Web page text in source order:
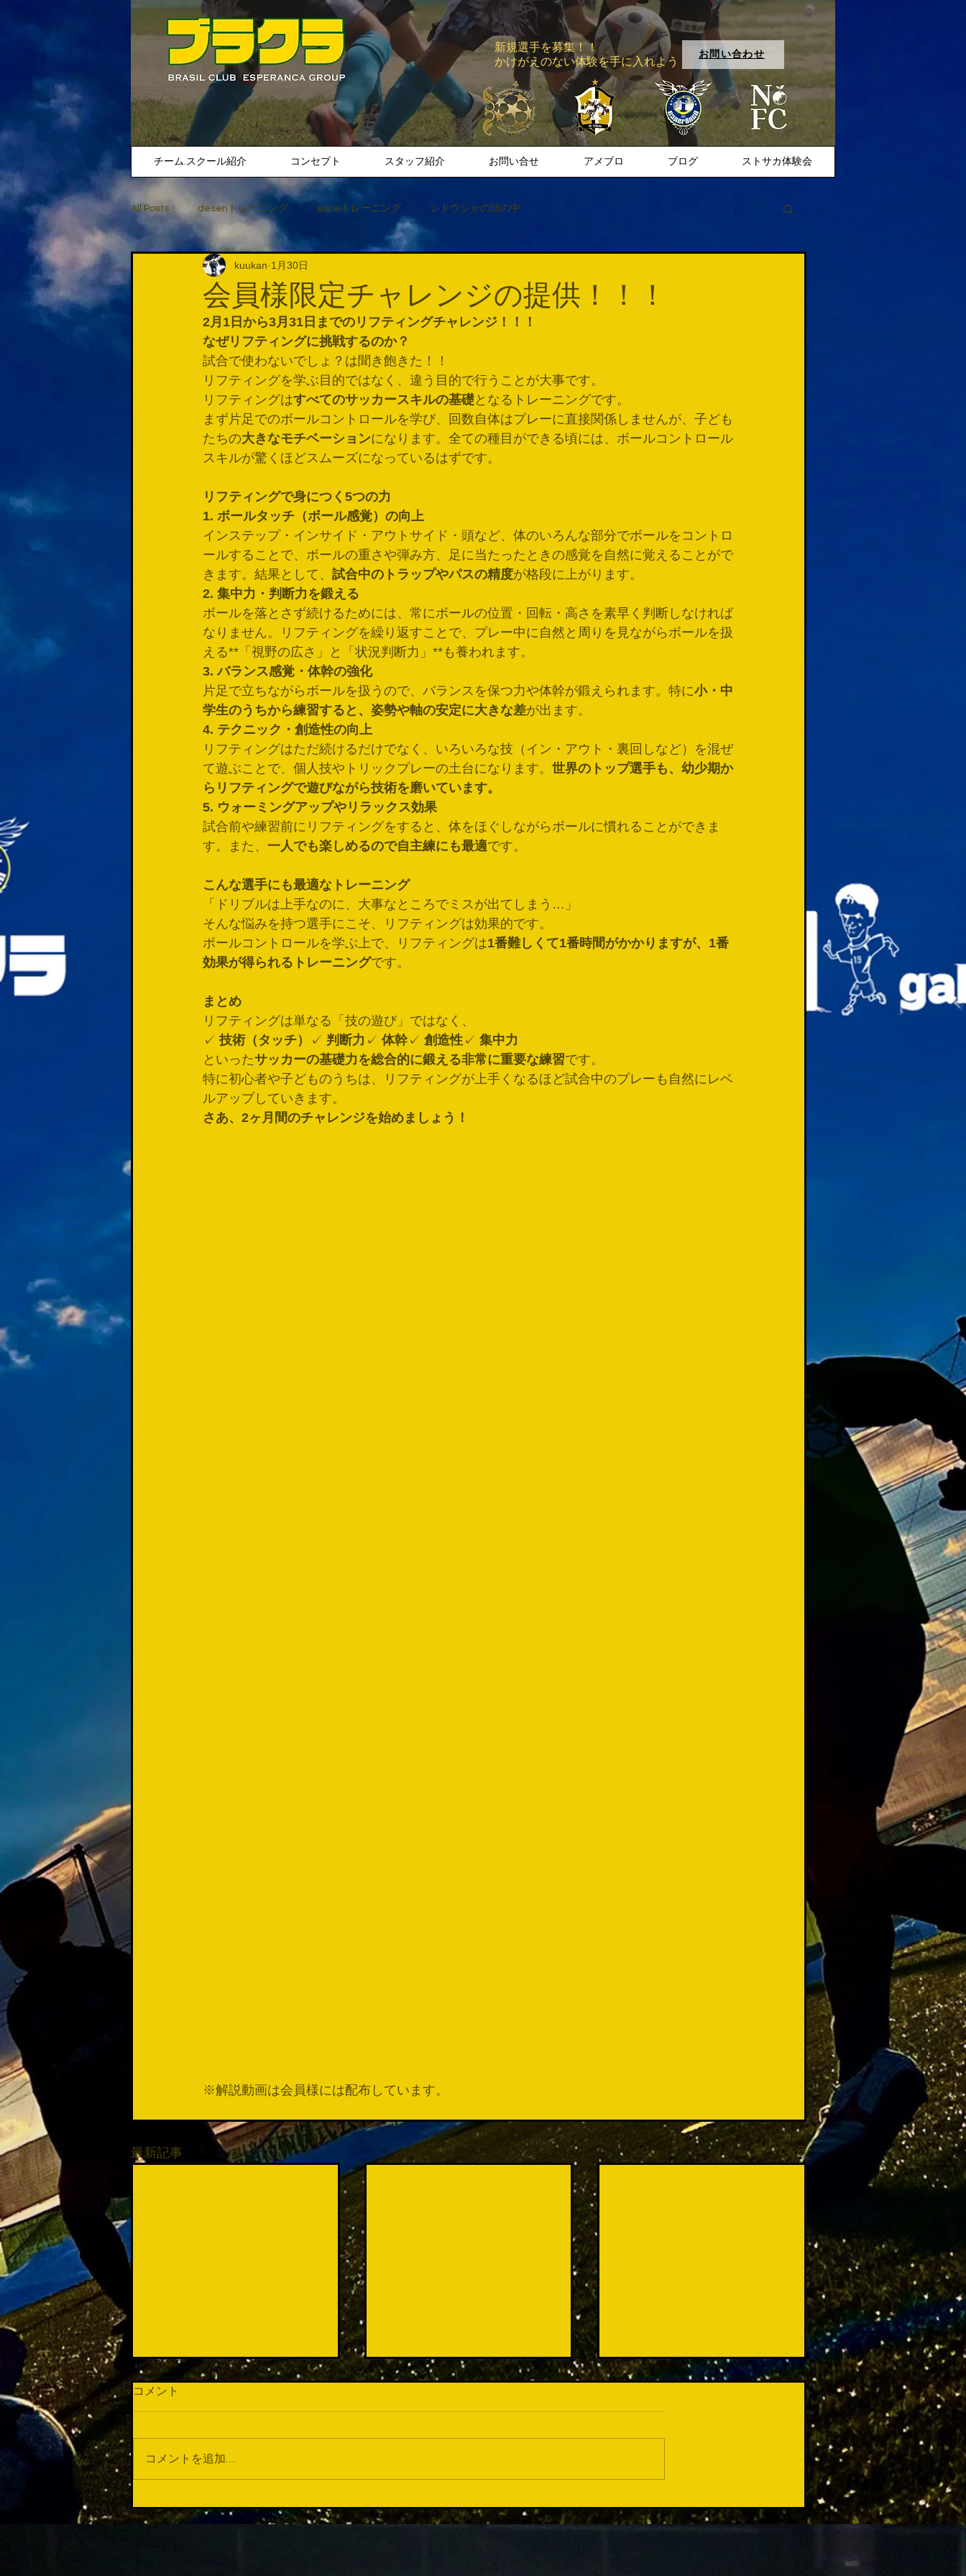
お問い合わせ
新規選手を募集！！
​かけがえのない体験を手に入れよう
チーム.スクール紹介 コンセプト スタッフ紹介 お問い合せ アメブロ ブログ ストサカ体験会
All Posts desenトレーニング espeトレーニング シドウシャの頭の中
会員様限定チャレンジの提供！！！
kuukan 1月30日
2月1日から3月31日までのリフティングチャレンジ！！！
なぜリフティングに挑戦するのか？
試合で使わないでしょ？は聞き飽きた！！
リフティングを学ぶ目的ではなく、違う目的で行うことが大事です。
リフティングはすべてのサッカースキルの基礎となるトレーニングです。
まず片足でのボールコントロールを学び、回数自体はプレーに直接関係しませんが、子ども
たちの大きなモチベーションになります。全ての種目ができる頃には、ボールコントロール
スキルが驚くほどスムーズになっているはずです。
リフティングで身につく5つの力
1. ボールタッチ（ボール感覚）の向上
インステップ・インサイド・アウトサイド・頭など、体のいろんな部分でボールをコントロ
ールすることで、ボールの重さや弾み方、足に当たったときの感覚を自然に覚えることがで
きます。結果として、 試合中のトラップやパスの精度が格段に上がります。
2. 集中力・判断力を鍛える
ボールを落とさず続けるためには、常にボールの位置・回転・高さを素早く判断しなければ
なりません。リフティングを繰り返すことで、プレー中に自然と周りを見ながらボールを扱
える**「視野の広さ」と「状況判断力」**も養われます。
3. バランス感覚・体幹の強化
片足で立ちながらボールを扱うので、バランスを保つ力や体幹が鍛えられます。特に小・中
学生のうちから練習すると、姿勢や軸の安定に大きな差が出ます。
4. テクニック・創造性の向上
リフティングはただ続けるだけでなく、いろいろな技（イン・アウト・裏回しなど）を混ぜ
て遊ぶことで、個人技やトリックプレーの土台になります。 世界のトップ選手も、幼少期か
らリフティングで遊びながら技術を磨いています。
5. ウォーミングアップやリラックス効果
試合前や練習前にリフティングをすると、体をほぐしながらボールに慣れることができま
す。また、 一人でも楽しめるので自主練にも最適です。
こんな選手にも最適なトレーニング
「ドリブルは上手なのに、大事なところでミスが出てしまう…」
そんな悩みを持つ選手にこそ、リフティングは効果的です。
ボールコントロールを学ぶ上で、リフティングは1番難しくて1番時間がかかりますが、1番
効果が得られるトレーニングです。
まとめ
リフティングは単なる「技の遊び」ではなく、
✓ 技術（タッチ） ✓ 判断力 ✓ 体幹✓ 創造性 ✓ 集中力
といったサッカーの基礎力を総合的に鍛える非常に重要な練習です。
特に初心者や子どものうちは、リフティングが上手くなるほど試合中のプレーも自然にレベ
ルアップしていきます。
さあ、2ヶ月間のチャレンジを始めましょう！
※解説動画は会員様には配布しています。
最新記事 すべて表示
コメント
コメントを追加…